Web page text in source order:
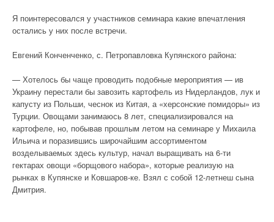
Я поинтересовался у участников семинара какие впечатления
остались у них после встречи.
Евгений Конченченко, с. Петропавловка Купянского района:
— Хотелось бы чаще проводить подобные мероприятия — ив
Украину перестали бы завозить картофель из Нидерландов, лук и
капусту из Польши, чеснок из Китая, а «херсонские помидоры» из
Турции. Овощами занимаюсь 8 лет, специализировался на
картофеле, но, побывав прошлым летом на семинаре у Михаила
Ильича и поразившись широчайшим ассортиментом
возделываемых здесь культур, начал выращивать на 6-ти
гектарах овощи «борщового набора», которые реализую на
рынках в Купянске и Ковшаров-ке. Взял с собой 12-летнеш сына
Дмитрия.